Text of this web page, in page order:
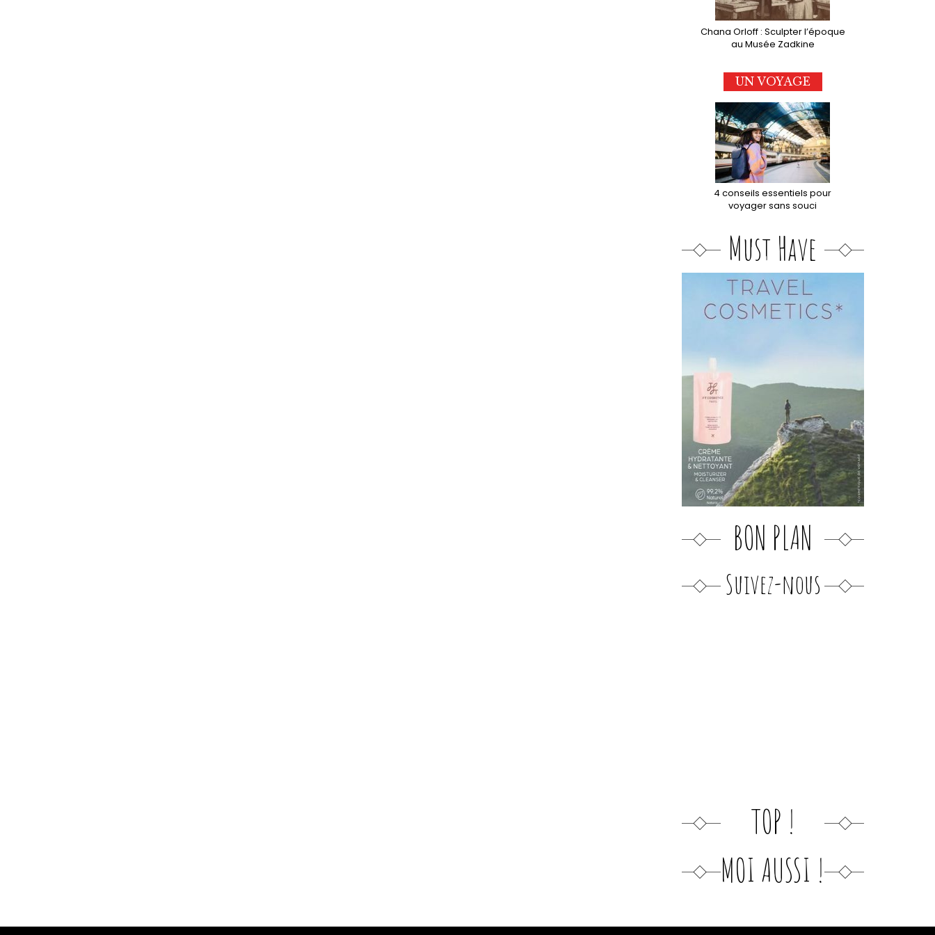
Chana Orloff : Sculpter l’époque
au Musée Zadkine
UN VOYAGE
4 conseils essentiels pour
voyager sans souci
Must Have
BON PLAN
Suivez-nous
TOP !
MOI AUSSI !